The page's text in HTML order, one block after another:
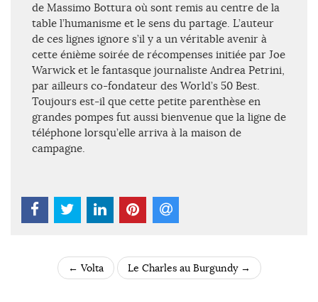
de Massimo Bottura où sont remis au centre de la
table l’humanisme et le sens du partage. L’auteur
de ces lignes ignore s’il y a un véritable avenir à
cette énième soirée de récompenses initiée par Joe
Warwick et le fantasque journaliste Andrea Petrini,
par ailleurs co-fondateur des World’s 50 Best.
Toujours est-il que cette petite parenthèse en
grandes pompes fut aussi bienvenue que la ligne de
téléphone lorsqu’elle arriva à la maison de
campagne.
POST NAVIGATION
← Volta Le Charles au Burgundy →